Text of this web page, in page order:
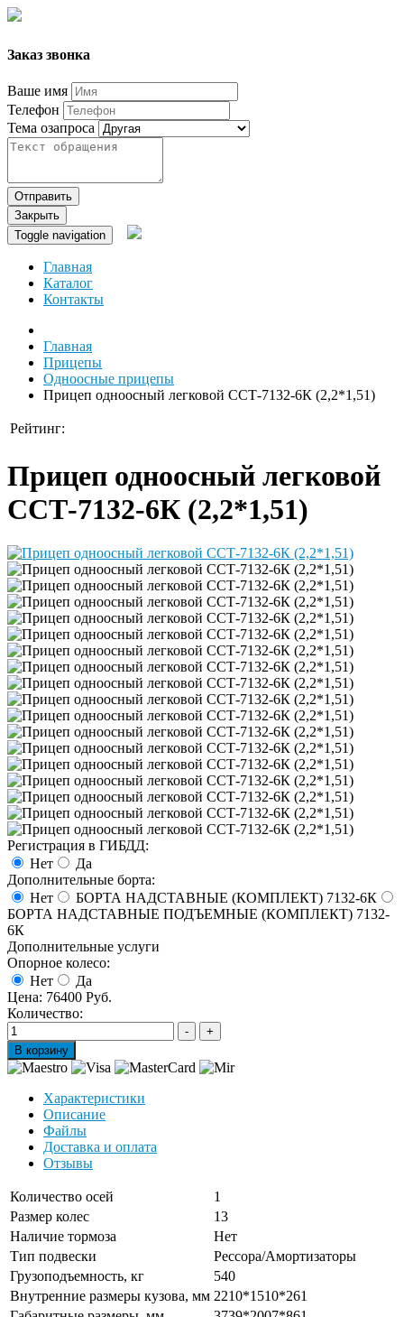
Заказ звонка
Ваше имя
Телефон
Тема озапроса
Отправить
Закрыть
Toggle navigation
Главная
Каталог
Контакты
Главная
Прицепы
Одноосные прицепы
Прицеп одноосный легковой ССТ-7132-6К (2,2*1,51)
Рейтинг:
Прицеп одноосный легковой
ССТ-7132-6К (2,2*1,51)
Регистрация в ГИБДД:
Нет
Да
Дополнительные борта:
Нет
БОРТА НАДСТАВНЫЕ (КОМПЛЕКТ) 7132-6К
БОРТА НАДСТАВНЫЕ ПОДЪЕМНЫЕ (КОМПЛЕКТ) 7132-
6К
Дополнительные услуги
Опорное колесо:
Нет
Да
Цена: 76400 Руб.
Количество:
Характеристики
Описание
Файлы
Доставка и оплата
Отзывы
Количество осей
1
Размер колес
13
Наличие тормоза
Нет
Тип подвески
Рессора/Амортизаторы
Грузоподъемность, кг
540
Внутренние размеры кузова, мм 2210*1510*261